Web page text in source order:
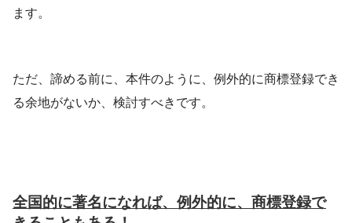
ます。
ただ、諦める前に、本件のように、例外的に商標登録でき
る余地がないか、検討すべきです。
全国的に著名になれば、例外的に、商標登録で